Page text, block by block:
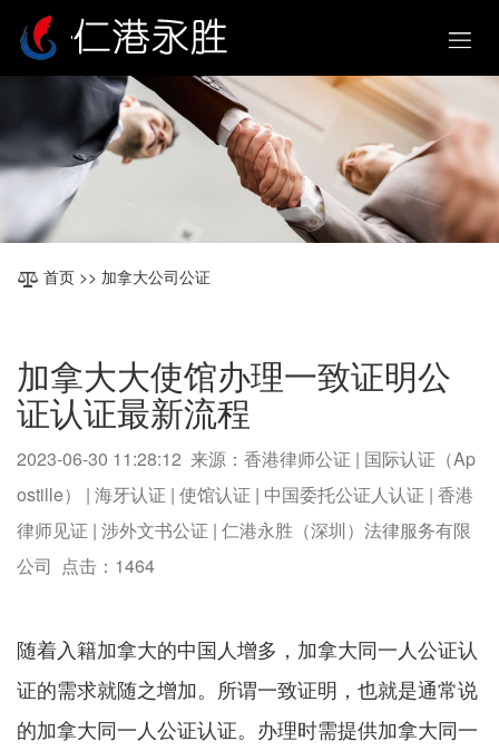
首页 >> 加拿大公司公证
加拿大大使馆办理一致证明公
证认证最新流程
2023-06-30 11:28:12 来源：香港律师公证 | 国际认证（Ap
ostille） | 海牙认证 | 使馆认证 | 中国委托公证人认证 | 香港
律师见证 | 涉外文书公证 | 仁港永胜（深圳）法律服务有限
公司 点击： 1464
随着入籍加拿大的中国人增多，加拿大同一人公证认
证的需求就随之增加。所谓一致证明，也就是通常说
的加拿大同一人公证认证。办理时需提供加拿大同一